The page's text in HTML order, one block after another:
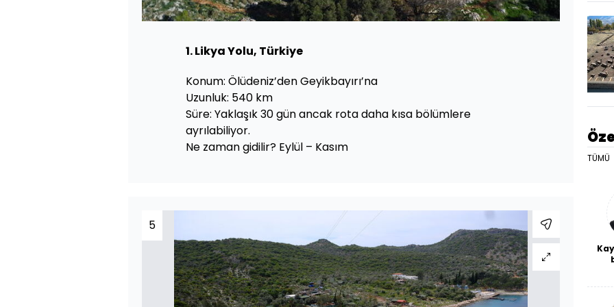
1. Likya Yolu, Türkiye
Konum: Ölüdeniz’den Geyikbayırı’na
Uzunluk: 540 km
Süre: Yaklaşık 30 gün ancak rota daha kısa bölümlere
ayrılabiliyor.
Ne zaman gidilir? Eylül – Kasım
5
TÜMÜ